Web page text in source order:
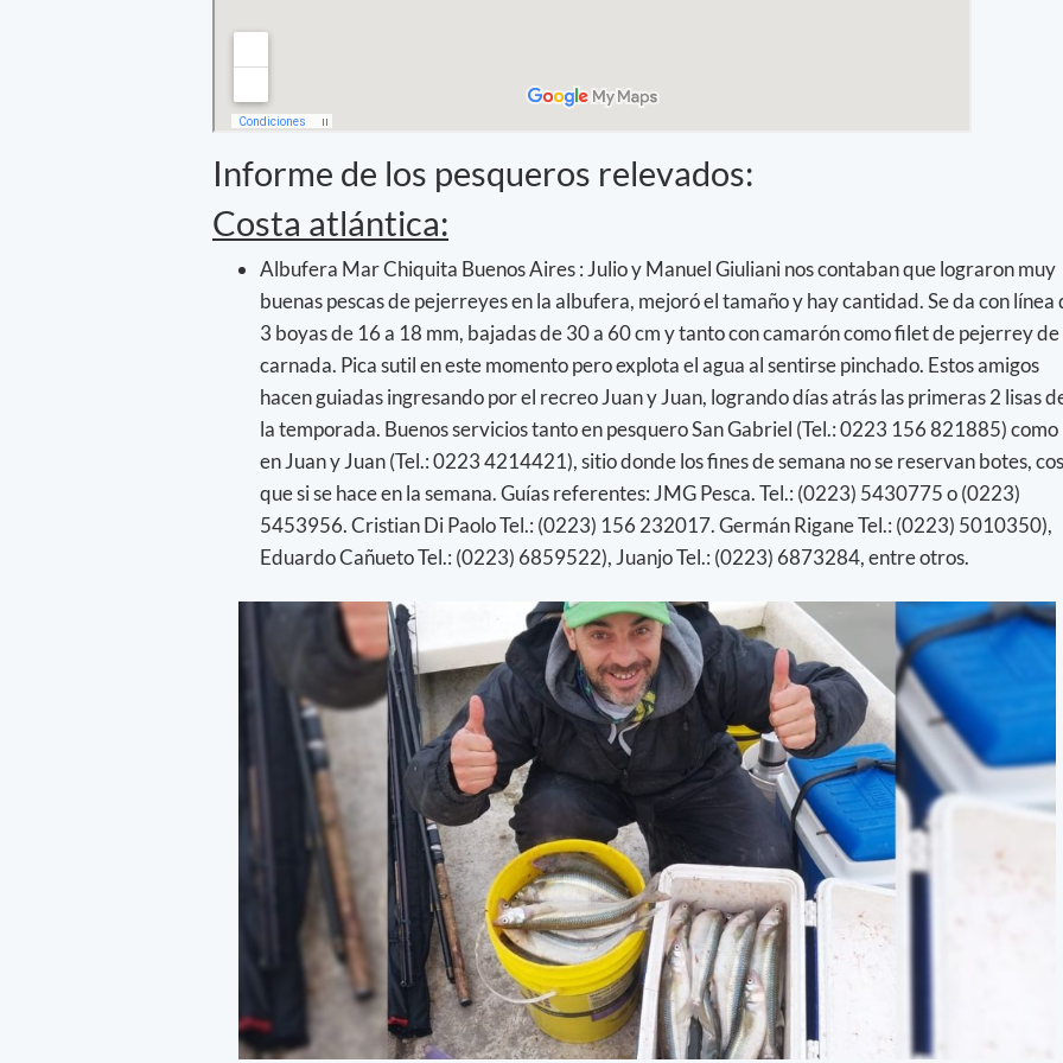
Informe de los pesqueros relevados:
Costa atlántica:
Albufera Mar Chiquita Buenos Aires : Julio y Manuel Giuliani nos contaban que lograron muy
buenas pescas de pejerreyes en la albufera, mejoró el tamaño y hay cantidad. Se da con línea
3 boyas de 16 a 18 mm, bajadas de 30 a 60 cm y tanto con camarón como filet de pejerrey de
carnada. Pica sutil en este momento pero explota el agua al sentirse pinchado. Estos amigos
hacen guiadas ingresando por el recreo Juan y Juan, logrando días atrás las primeras 2 lisas
la temporada. Buenos servicios tanto en pesquero San Gabriel (Tel.: 0223 156 821885) como
en Juan y Juan (Tel.: 0223 4214421), sitio donde los fines de semana no se reservan botes,
que si se hace en la semana. Guías referentes: JMG Pesca. Tel.: (0223) 5430775 o (0223)
5453956. Cristian Di Paolo Tel.: (0223) 156 232017. Germán Rigane Tel.: (0223) 5010350),
Eduardo Cañueto Tel.: (0223) 6859522), Juanjo Tel.: (0223) 6873284, entre otros.